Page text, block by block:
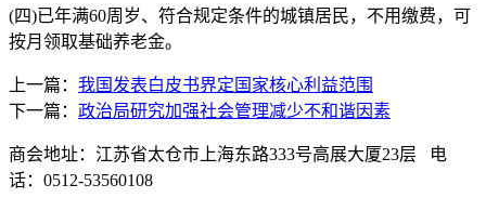
(四)已年满60周岁、符合规定条件的城镇居民，不用缴费，可
按月领取基础养老金。
上一篇： 我国发表白皮书界定国家核心利益范围
下一篇： 政治局研究加强社会管理减少不和谐因素
商会地址：江苏省太仓市上海东路333号高展大厦23层 电
话：0512-53560108